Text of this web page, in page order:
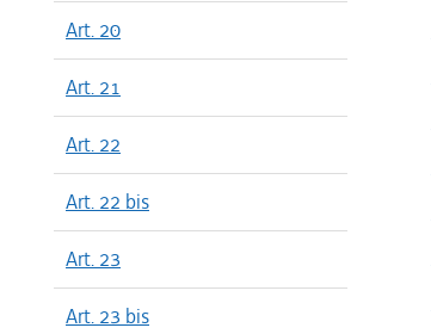
Art. 20
Art. 21
Art. 22
Art. 22 bis
Art. 23
Art. 23 bis